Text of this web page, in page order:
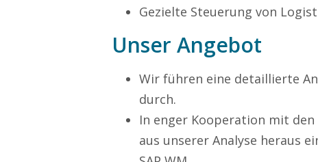
Gezielte Steuerung von
Unser Angebot
Wir führen eine detaillierte
durch.
In enger Kooperation mit
aus unserer Analyse heraus